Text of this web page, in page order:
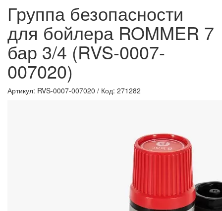
Группа безопасности
для бойлера ROMMER 7
бар 3/4 (RVS-0007-
007020)
Артикул: RVS-0007-007020 / Код: 271282